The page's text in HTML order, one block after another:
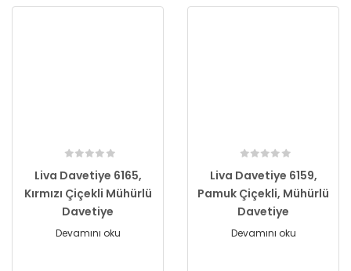
Liva Davetiye 6165,
Kırmızı Çiçekli Mühürlü
Davetiye
Devamını oku
Liva Davetiye 6159,
Pamuk Çiçekli, Mühürlü
Davetiye
Devamını oku